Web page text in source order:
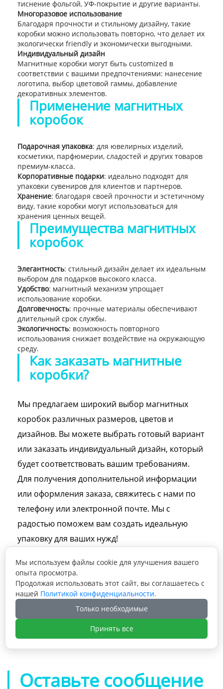
тиснение фольгой, УФ-покрытие и другие варианты.
Многоразовое использование
Благодаря прочности и стильному дизайну, такие
коробки можно использовать повторно, что делает их
экологически friendly и экономически выгодными.
Индивидуальный дизайн
Магнитные коробки могут быть customized в
соответствии с вашими предпочтениями: нанесение
логотипа, выбор цветовой гаммы, добавление
декоративных элементов.
Применение магнитных
коробок
Подарочная упаковка: для ювелирных изделий,
косметики, парфюмерии, сладостей и других товаров
премиум-класса.
Корпоративные подарки: идеально подходят для
упаковки сувениров для клиентов и партнеров.
Хранение: благодаря своей прочности и эстетичному
виду, такие коробки могут использоваться для
хранения ценных вещей.
Преимущества магнитных
коробок
Элегантность: стильный дизайн делает их идеальным
выбором для подарков высокого класса.
Удобство: магнитный механизм упрощает
использование коробки.
Долговечность: прочные материалы обеспечивают
длительный срок службы.
Экологичность: возможность повторного
использования снижает воздействие на окружающую
среду.
Как заказать магнитные
коробки?
Мы предлагаем широкий выбор магнитных
коробок различных размеров, цветов и
дизайнов. Вы можете выбрать готовый вариант
или заказать индивидуальный дизайн, который
будет соответствовать вашим требованиям.
Для получения дополнительной информации
или оформления заказа, свяжитесь с нами по
телефону или электронной почте. Мы с
радостью поможем вам создать идеальную
упаковку для ваших нужд!
Предыдущая статья: Роскошная складная
гофрированная почтовая коробка для
отправки одежды, обуви, подарочная
коробка с логотипом
Следующая статья: Бесплатная разработка
индивидуального дизайна бумажной
подарочный чехол для часов с магнитным
Оставьте сообщение
Мы используем файлы cookie для улучшения вашего
опыта просмотра.
Продолжая использовать этот сайт, вы соглашаетесь с
нашей Политикой конфиденциальности.
Только необходимые
Принять все